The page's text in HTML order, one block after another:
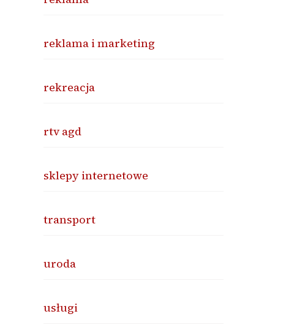
reklama i marketing
rekreacja
rtv agd
sklepy internetowe
transport
uroda
usługi